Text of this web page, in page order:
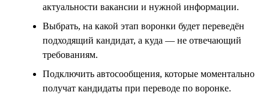
актуальности вакансии и нужной информации.
Выбрать, на какой этап воронки будет переведён
подходящий кандидат, а куда — не отвечающий
требованиям.
Подключить автосообщения, которые моментально
получат кандидаты при переводе по воронке.